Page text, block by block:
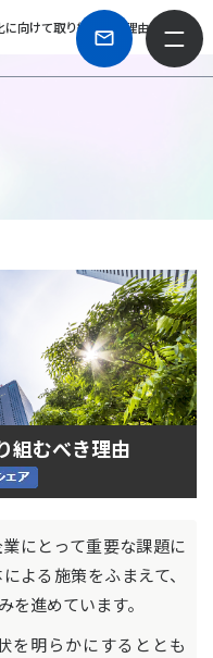
に向けて取り組むべき理由
組むべき理由
にとって重要な課題に
よる施策をふまえて、
を進めています。
を明らかにするととも